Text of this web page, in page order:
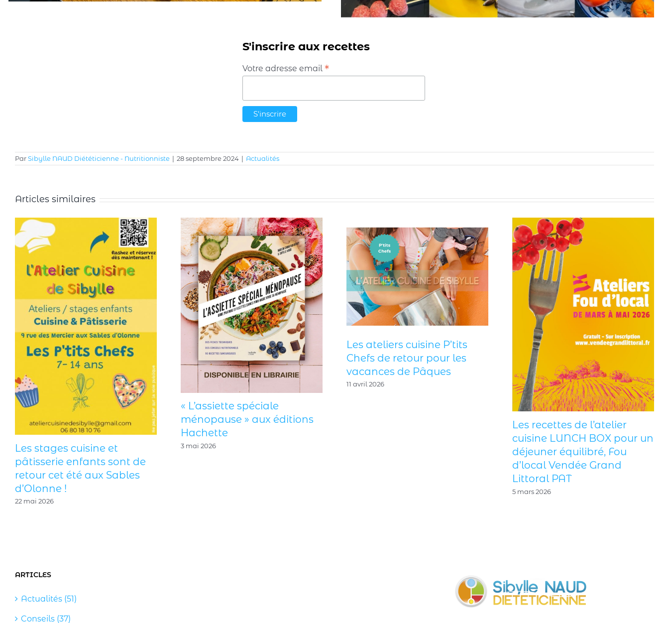
S'inscrire aux recettes
Votre adresse email *
ParSibylle NAUD Diététicienne - Nutritionniste | 28 septembre 2024 | Actualités
Articles similaires
« L’assiette spéciale
ménopause » aux éditions
Hachette
3 mai 2026
Les ateliers cuisine P’tits
Chefs de retour pour les
vacances de Pâques
11 avril 2026
Les stages cuisine et
pâtisserie enfants sont de
retour cet été aux Sables
d’Olonne !
ARTICLES
Actualités (51)
Conseils (37)